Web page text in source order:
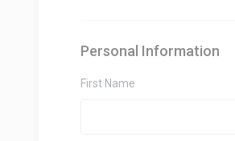
Personal Information
First Name